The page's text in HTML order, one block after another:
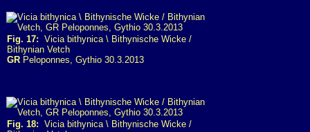
Fig. 17: Vicia bithynica \ Bithynische Wicke /
Bithynian Vetch
GR Peloponnes, Gythio 30.3.2013
Fig. 18: Vicia bithynica \ Bithynische Wicke /